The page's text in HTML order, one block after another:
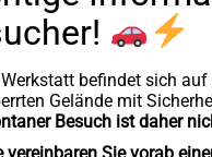
Werkstatt befindet sich auf
Gelände mit
Besuch ist daher